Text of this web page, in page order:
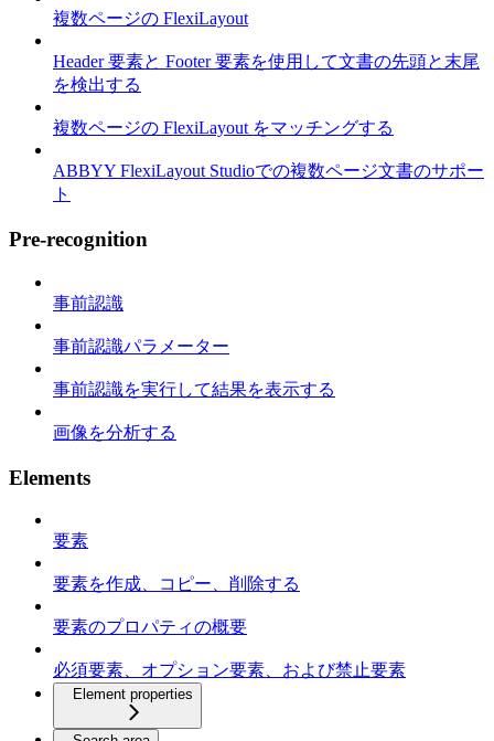
複数ページの FlexiLayout
Header 要素と Footer 要素を使用して文書の先頭と末尾
を検出する
複数ページの FlexiLayout をマッチングする
ABBYY FlexiLayout Studioでの複数ページ文書のサポー
ト
Pre-recognition
事前認識
事前認識パラメーター
事前認識を実行して結果を表示する
画像を分析する
Elements
要素
要素を作成、コピー、削除する
要素のプロパティの概要
必須要素、オプション要素、および禁止要素
Element properties